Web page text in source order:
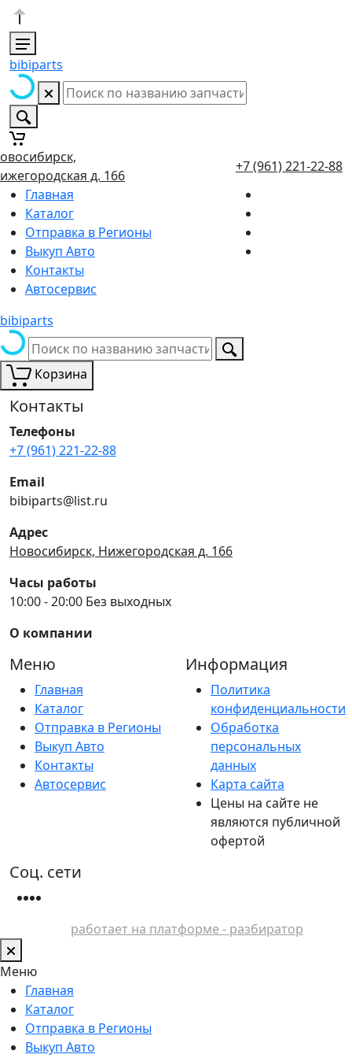
bibiparts
д. 166
+7 (961) 221-22-88
Главная
Каталог
Отправка в Регионы
Выкуп Авто
Контакты
Автосервис
bibiparts
Корзина
Контакты
Телефоны
+7 (961) 221-22-88
Email
bibiparts@list.ru
Адрес
Новосибирск, Нижегородская д. 166
Часы работы
10:00 - 20:00 Без выходных
О компании
Меню
Главная
Каталог
Отправка в Регионы
Выкуп Авто
Контакты
Автосервис
Информация
Политика
конфиденциальности
Обработка
персональных
данных
Карта сайта
Цены на сайте не
являются публичной
офертой
Соц. сети
работает на платформе - разбиратор
Меню
Главная
Каталог
Отправка в Регионы
Выкуп Авто